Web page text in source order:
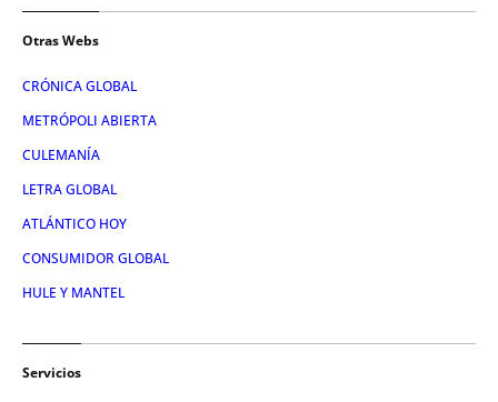
Otras Webs
CRÓNICA GLOBAL
METRÓPOLI ABIERTA
CULEMANÍA
LETRA GLOBAL
ATLÁNTICO HOY
CONSUMIDOR GLOBAL
HULE Y MANTEL
Servicios